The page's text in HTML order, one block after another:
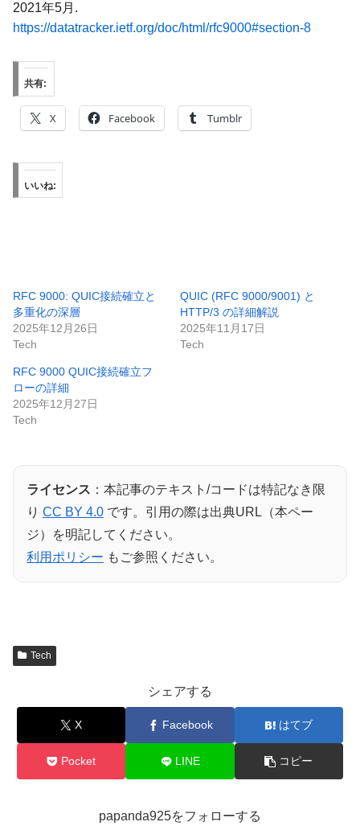
2021年5月.
https://datatracker.ietf.org/doc/html/rfc9000#section-8
共有:
X Facebook Tumblr
いいね:
RFC 9000: QUIC接続確立と
多重化の深層
2025年12月26日
Tech
QUIC (RFC 9000/9001) と
HTTP/3 の詳細解説
2025年11月17日
Tech
RFC 9000 QUIC接続確立フ
ローの詳細
2025年12月27日
Tech
ライセンス ：本記事のテキスト/コードは特記なき限
り CC BY 4.0 です。引用の際は出典URL（本ペー
ジ）を明記してください。
利用ポリシー もご参照ください。
Tech
シェアする
X Facebook はてブ
Pocket LINE コピー
papanda925をフォローする